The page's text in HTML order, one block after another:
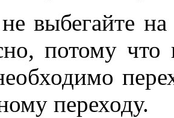
выбегайте
потому что
переходу.